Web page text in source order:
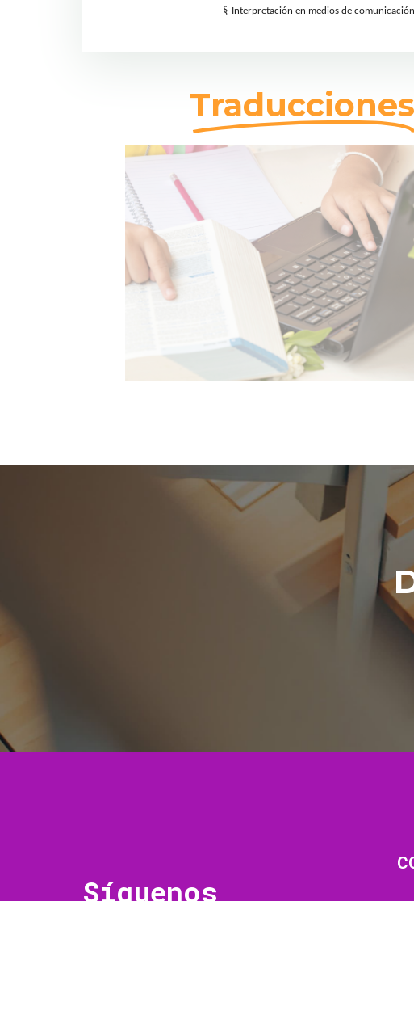
§ Interpretación en medios de comunicación
Traducciones
Síguenos